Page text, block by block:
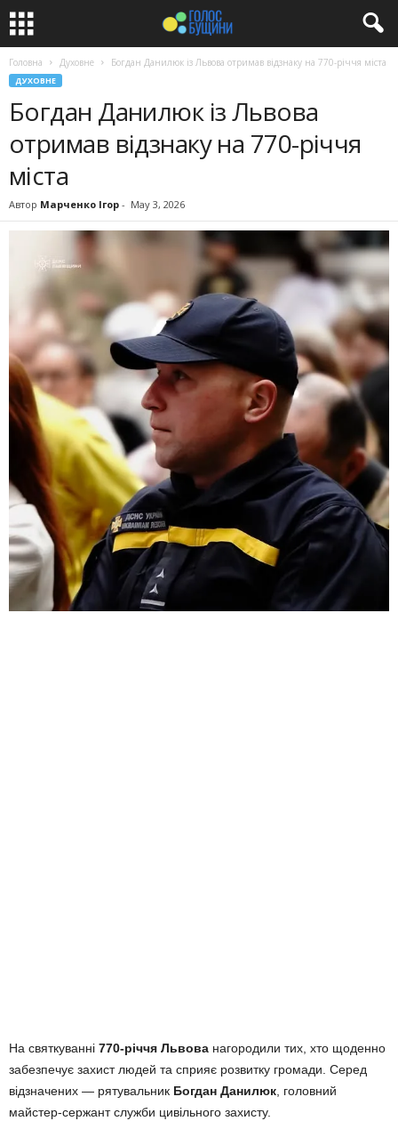
Головна Духовне Богдан Данилюк із Львова отримав відзнаку на 770-річчя міста
ДУХОВНЕ
Богдан Данилюк із Львова
отримав відзнаку на 770-річчя
міста
Автор Марченко Ігор - May 3, 2026
На святкуванні 770-річчя Львова нагородили тих, хто щоденно
забезпечує захист людей та сприяє розвитку громади. Серед
відзначених — рятувальник Богдан Данилюк , головний
майстер-сержант служби цивільного захисту.